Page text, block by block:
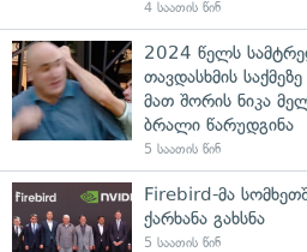
4 საათის წინ
2024 წელს
თავდასხმის
მათ შორის ნიკა
ბრალი წარუდგინა
5 საათის წინ
Firebird-მა
ქარხანა გახსნა
5 საათის წინ